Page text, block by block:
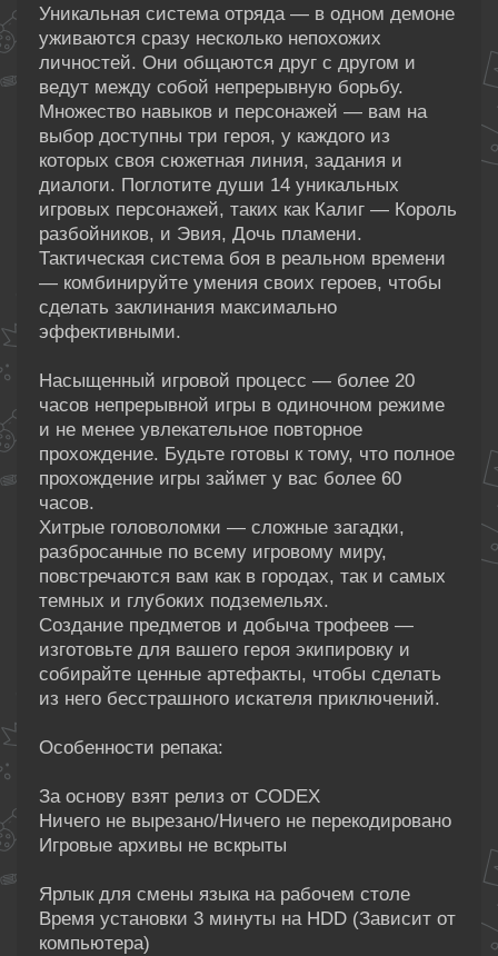
Уникальная система отряда — в одном демоне
уживаются сразу несколько непохожих
личностей. Они общаются друг с другом и
ведут между собой непрерывную борьбу.
Множество навыков и персонажей — вам на
выбор доступны три героя, у каждого из
которых своя сюжетная линия, задания и
диалоги. Поглотите души 14 уникальных
игровых персонажей, таких как Калиг — Король
разбойников, и Эвия, Дочь пламени.
Тактическая система боя в реальном времени
— комбинируйте умения своих героев, чтобы
сделать заклинания максимально
эффективными.
Насыщенный игровой процесс — более 20
часов непрерывной игры в одиночном режиме
и не менее увлекательное повторное
прохождение. Будьте готовы к тому, что полное
прохождение игры займет у вас более 60
часов.
Хитрые головоломки — сложные загадки,
разбросанные по всему игровому миру,
повстречаются вам как в городах, так и самых
темных и глубоких подземельях.
Создание предметов и добыча трофеев —
изготовьте для вашего героя экипировку и
собирайте ценные артефакты, чтобы сделать
из него бесстрашного искателя приключений.
Особенности репака:
За основу взят релиз от CODEX
Ничего не вырезано/Ничего не перекодировано
Игровые архивы не вскрыты
Ярлык для смены языка на рабочем столе
Время установки 3 минуты на HDD (Зависит от
компьютера)